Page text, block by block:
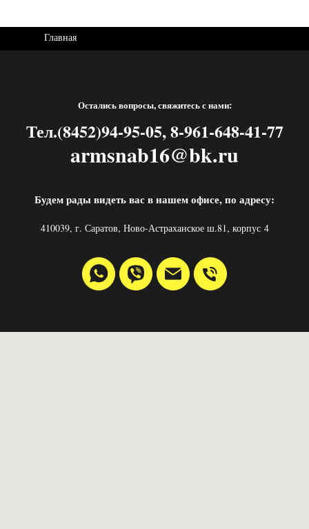
Главная
Остались вопросы, свяжитесь с нами:
Тел.(8452)94-95-05, 8-961-648-41-77
armsnab16@bk.ru
Будем рады видеть вас в нашем офисе, по адресу:
410039, г. Саратов, Ново-Астраханское ш.81, корпус 4